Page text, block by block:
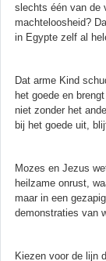
slechts één van de
machteloosheid?
in Egypte zelf al
Dat arme Kind
het goede en
niet zonder het
bij het goede uit,
Mozes en Jezus
heilzame onrust,
maar in een
demonstraties van
Kiezen voor de lijn